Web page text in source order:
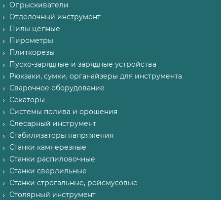
Опрыскиватели
Отделочный инструмент
Пилы цепные
Пирометры
Плиткорезы
Пуско-зарядные и зарядные устройства
Рюкзаки, сумки, органайзеры для инструмента
Сварочное оборудование
Секаторы
Системы полива и орошения
Слесарный инструмент
Стабилизаторы напряжения
Станки камнерезные
Станки распиловочные
Станки сверлильные
Станки строгальные, рейсмусовые
Столярный инструмент